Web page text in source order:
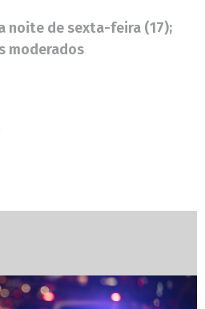
noite de sexta-feira (17);
moderados